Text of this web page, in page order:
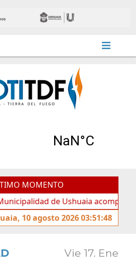
MOMENTO
de Ushuaia acompañó los
10 agosto 2026 03:51:48
Vie 17. Ene